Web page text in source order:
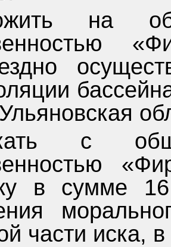
на
с
в сумме
части иска,